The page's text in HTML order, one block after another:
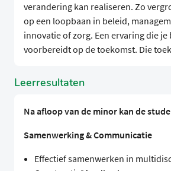
verandering kan realiseren. Zo
op een loopbaan in beleid,
innovatie of zorg. Een ervaring die
voorbereidt op de toekomst. Die
Leerresultaten
Na afloop van de minor kan de
Samenwerking & Communicatie
Effectief samenwerken in